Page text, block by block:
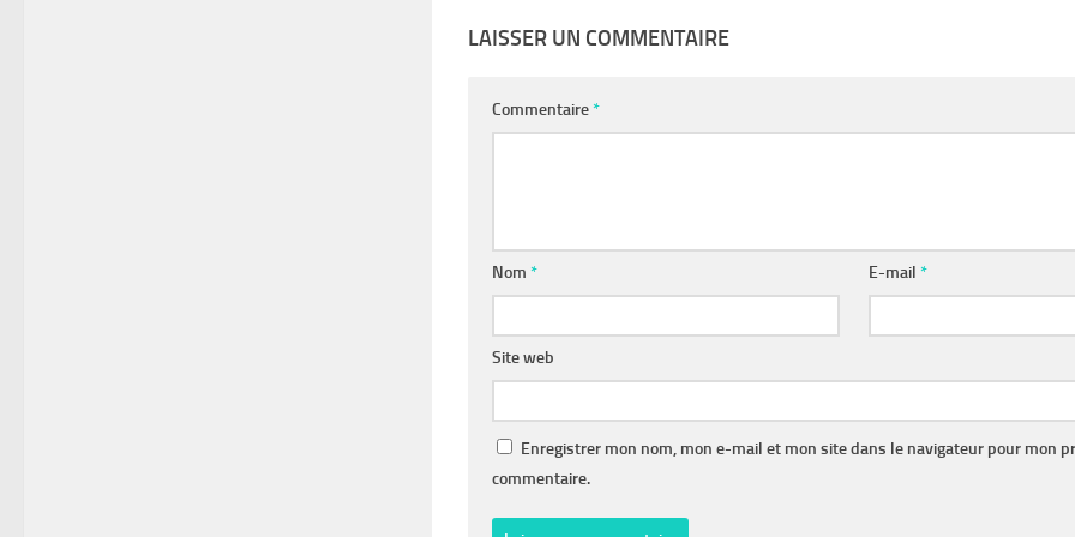
LAISSER UN COMMENTAIRE
Commentaire*
Nom * E-mail*
Site web
Enregistrer mon nom, mon e-mail et mon site dans le navigateur pour mon
commentaire.